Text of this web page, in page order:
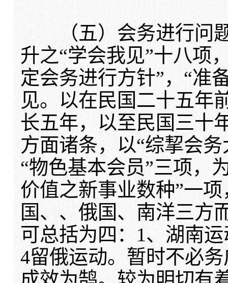
（五）会务进行问题
升之“学会我见”十八项
定会务进行方针”，“准
见。以在民国二十五年
长五年，以至民国三十
方面诸条，以“综挈会
“物色基本会员”三项，
价值之新事业数种”一
国、、俄国、南洋三方
可总括为四：1、湖南
4留俄运动。暂时不必